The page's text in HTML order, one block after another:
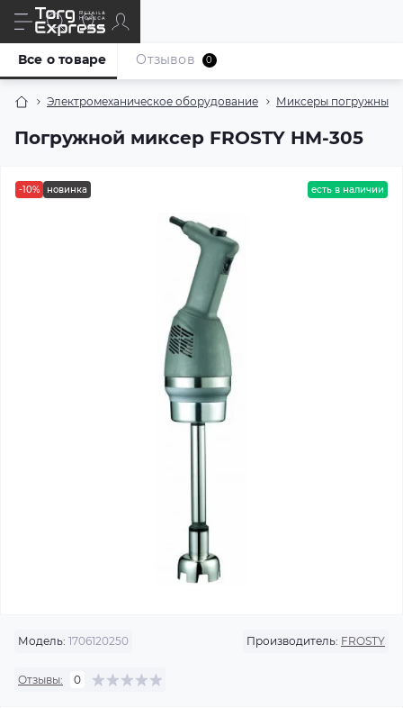
Электромеханическое оборудование Миксеры погружные
Погружной миксер FROSTY HM-305
Все о товаре Отзывов 0
-10% новинка есть в наличии
Модель: 1706120250 Производитель: FROSTY
Отзывы: 0